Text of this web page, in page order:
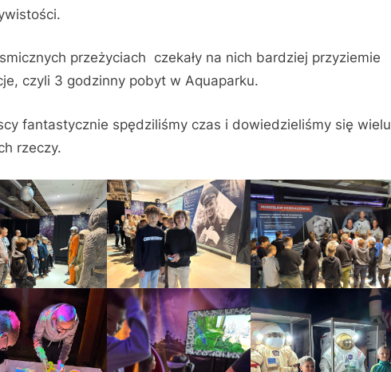
przeżyciach czekały na nich bardziej przyziemie
czyli 3 godzinny pobyt w Aquaparku.
fantastycznie spędziliśmy czas i dowiedzieliśmy się wielu
rzeczy.